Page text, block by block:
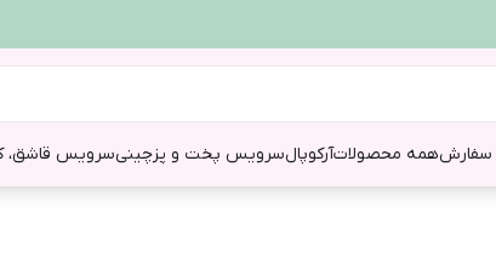
سفارشهمه محصولاتآرکوپالسرویس پخت و پزچینیسرویس قاشق،